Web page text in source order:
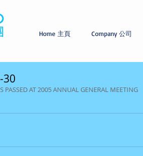
Home 主頁 Company 公司
30
PASSED AT 2005 ANNUAL GENERAL MEETING